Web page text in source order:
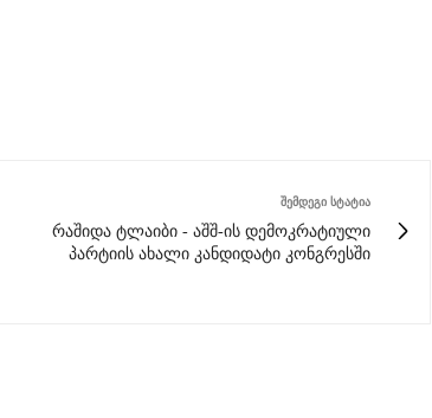
ᲨᲔᲛᲓᲔᲒᲘ ᲡᲢᲐᲢᲘᲐ
რაშიდა ტლაიბი - აშშ-ის დემოკრატიული
პარტიის ახალი კანდიდატი კონგრესში